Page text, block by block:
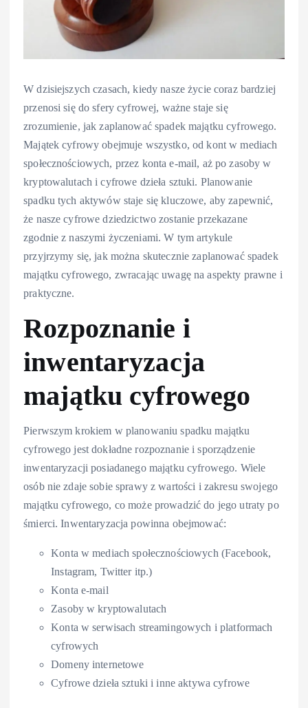
W dzisiejszych czasach, kiedy nasze życie coraz bardziej
przenosi się do sfery cyfrowej, ważne staje się
zrozumienie, jak zaplanować spadek majątku cyfrowego.
Majątek cyfrowy obejmuje wszystko, od kont w mediach
społecznościowych, przez konta e-mail, aż po zasoby w
kryptowalutach i cyfrowe dzieła sztuki. Planowanie
spadku tych aktywów staje się kluczowe, aby zapewnić,
że nasze cyfrowe dziedzictwo zostanie przekazane
zgodnie z naszymi życzeniami. W tym artykule
przyjrzymy się, jak można skutecznie zaplanować spadek
majątku cyfrowego, zwracając uwagę na aspekty prawne i
praktyczne.
Rozpoznanie i
inwentaryzacja
majątku cyfrowego
Pierwszym krokiem w planowaniu spadku majątku
cyfrowego jest dokładne rozpoznanie i sporządzenie
inwentaryzacji posiadanego majątku cyfrowego. Wiele
osób nie zdaje sobie sprawy z wartości i zakresu swojego
majątku cyfrowego, co może prowadzić do jego utraty po
śmierci. Inwentaryzacja powinna obejmować:
Konta w mediach społecznościowych (Facebook,
Instagram, Twitter itp.)
Konta e-mail
Zasoby w kryptowalutach
Konta w serwisach streamingowych i platformach
cyfrowych
Domeny internetowe
Cyfrowe dzieła sztuki i inne aktywa cyfrowe